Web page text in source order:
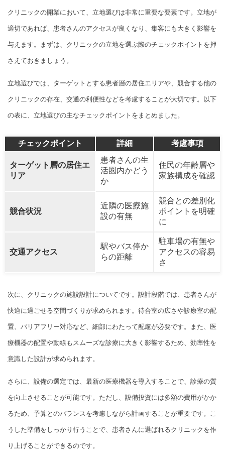
クリニックの開業において、立地選びは非常に重要な要素です。立地が
適切であれば、患者さんのアクセスが良くなり、集客にも大きく影響を
与えます。まずは、クリニックの立地を選ぶ際のチェックポイントを押
さえておきましょう。
立地選びでは、ターゲットとする患者層の居住エリアや、競合する他の
クリニックの存在、交通の利便性などを考慮することが大切です。以下
の表に、立地選びの主なチェックポイントをまとめました。
チェックポイント 詳細 考慮事項
ターゲット層の居住エ
リア
患者さんの生
活圏内かどう
か
住民の年齢層や
家族構成を確認
競合状況
近隣の医療施
設の有無
競合との差別化
ポイントを明確
に
交通アクセス
駅やバス停か
らの距離
駐車場の有無や
アクセスの容易
さ
次に、クリニックの施設設計についてです。設計段階では、患者さんが
快適に過ごせる空間づくりが求められます。待合室の広さや診療室の配
置、バリアフリー対応など、細部にわたって配慮が必要です。また、医
療機器の配置や動線もスムーズな診療に大きく影響するため、効率性を
意識した設計が求められます。
さらに、設備の選定では、最新の医療機器を導入することで、診療の質
を向上させることが可能です。ただし、設備投資には多額の費用がかか
るため、予算とのバランスを考慮しながら計画することが重要です。こ
うした準備をしっかり行うことで、患者さんに選ばれるクリニックを作
り上げることができるのです。